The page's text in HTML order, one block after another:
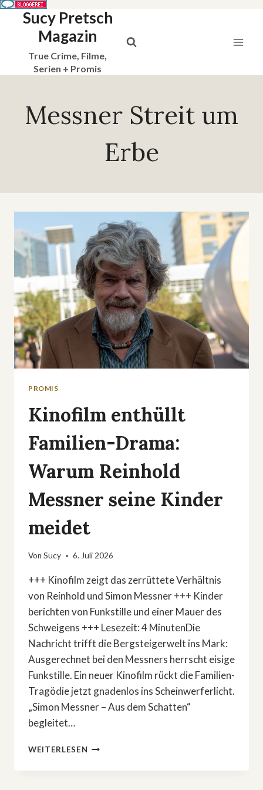
Sucy Pretsch
Magazin
True Crime, Filme,
Serien + Promis
Messner Streit um
Erbe
PROMIS
Kinofilm enthüllt
Familien-Drama:
Warum Reinhold
Messner seine Kinder
meidet
Von Sucy 6. Juli 2026
+++ Kinofilm zeigt das zerrüttete Verhältnis
von Reinhold und Simon Messner +++ Kinder
berichten von Funkstille und einer Mauer des
Schweigens +++ Lesezeit: 4 MinutenDie
Nachricht trifft die Bergsteigerwelt ins Mark:
Ausgerechnet bei den Messners herrscht eisige
Funkstille. Ein neuer Kinofilm rückt die Familien-
Tragödie jetzt gnadenlos ins Scheinwerferlicht.
„Simon Messner – Aus dem Schatten“
begleitet…
WEITERLESEN KINOFILM
FAMILIEN-